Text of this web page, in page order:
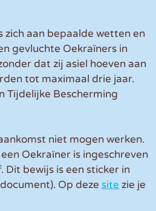
aan bepaalde wetten en
gevluchte Oekraïners in
dat zij asiel hoeven aan
tot maximaal drie jaar.
Tijdelijke Bescherming
niet mogen werken.
Oekraïner is ingeschreven
bewijs is een sticker in
Op deze site zie je